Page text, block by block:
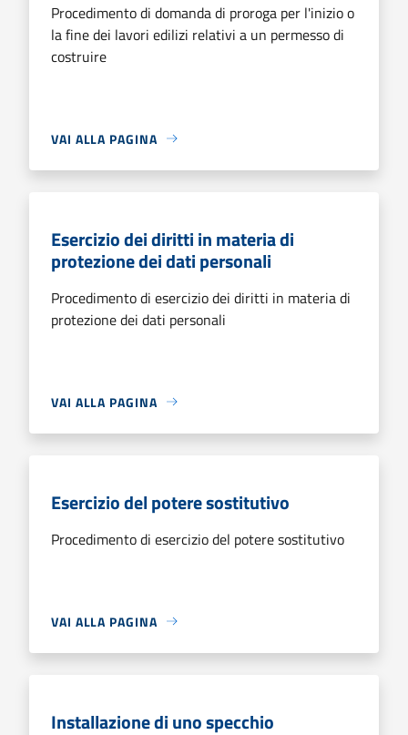
Procedimento di domanda di proroga per l'inizio o
la fine dei lavori edilizi relativi a un permesso di
costruire
VAI ALLA PAGINA
Esercizio dei diritti in materia di
protezione dei dati personali
Procedimento di esercizio dei diritti in materia di
protezione dei dati personali
VAI ALLA PAGINA
Esercizio del potere sostitutivo
Procedimento di esercizio del potere sostitutivo
VAI ALLA PAGINA
Installazione di uno specchio